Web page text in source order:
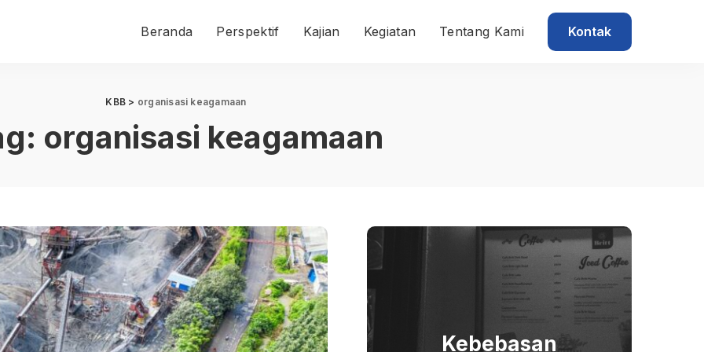
Beranda Perspektif Kajian Kegiatan Tentang Kami Kontak
KBB > organisasi keagamaan
organisasi keagamaan
Kebebasan